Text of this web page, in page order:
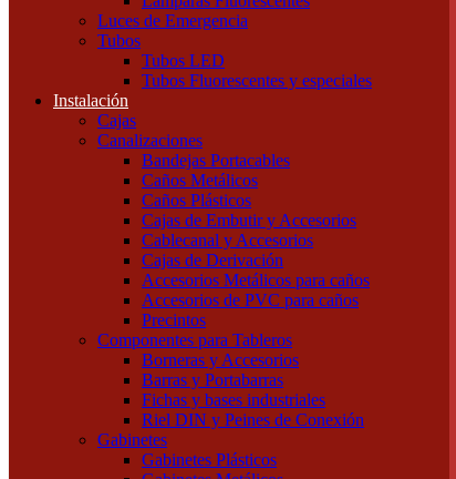
Luces de Emergencia
Tubos
Tubos LED
Tubos Fluorescentes y especiales
Instalación
Cajas
Canalizaciones
Bandejas Portacables
Caños Metálicos
Caños Plásticos
Cajas de Embutir y Accesorios
Cablecanal y Accesorios
Cajas de Derivación
Accesorios Metálicos para caños
Accesorios de PVC para caños
Precintos
Componentes para Tableros
Borneras y Accesorios
Barras y Portabarras
Fichas y bases industriales
Riel DIN y Peines de Conexión
Gabinetes
Gabinetes Plásticos
Soportes
Portalámparas
Proyectores
Farolas
Paneles y Plafones
Lámparas Colgantes
Lámparas de Pared
Veladores y lámparas de pie
Lámparas
Lámparas LED
Lámparas Incandescentes
Lámparas Fluorescentes
Luces de Emergencia
Tubos
Tubos LED
Tubos Fluorescentes y especiales
Instalación
Cajas
Canalizaciones
Bandejas Portacables